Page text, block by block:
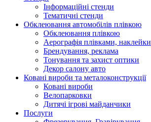
Інформаційні стенди
Тематичні стенди
Обклеювання автомобілів плівкою
Обклеювання плівкою
Аерографія плівками, наклейки
Брендування, реклама
Тонування та захист оптики
Декор салону авто
Ковані вироби та металоконструкції
Ковані вироби
Велопарковки
Дитячі ігрові майданчики
Послуги